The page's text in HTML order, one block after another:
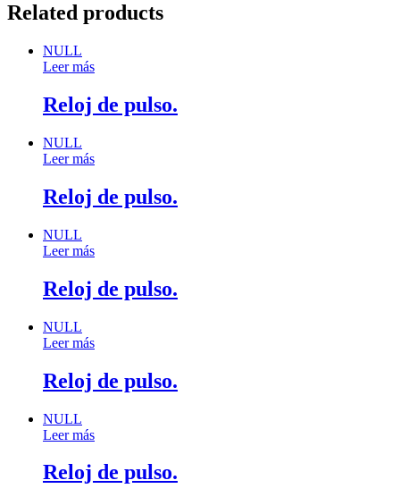
Related products
NULL
Leer más
Reloj de pulso.
NULL
Leer más
Reloj de pulso.
NULL
Leer más
Reloj de pulso.
NULL
Leer más
Reloj de pulso.
NULL
Leer más
Reloj de pulso.